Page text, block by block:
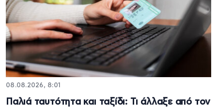
08.08.2026, 8:01
Παλιά ταυτότητα και ταξίδι: Τι άλλαξε από τον